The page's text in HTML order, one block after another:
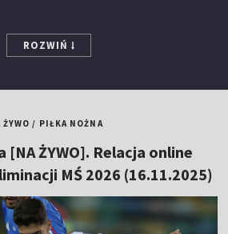
ROZWIŃ
ŻYWO / PIŁKA NOŻNA
[NA ŻYWO]. Relacja online
MŚ 2026 (16.11.2025)